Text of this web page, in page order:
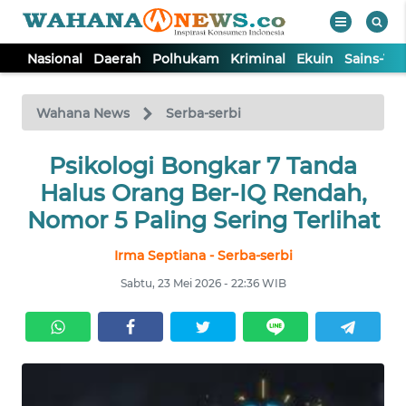
Nasional Daerah Polhukam Kriminal Ekuin Sains-
Wahana News Serba-serbi
Psikologi Bongkar 7 Tanda
Halus Orang Ber-IQ Rendah,
Nomor 5 Paling Sering Terlihat
Irma Septiana - Serba-serbi
Sabtu, 23 Mei 2026 - 22:36 WIB
TV
Tutup
NASIONAL
DAERAH
KRIMINAL
EKUIN